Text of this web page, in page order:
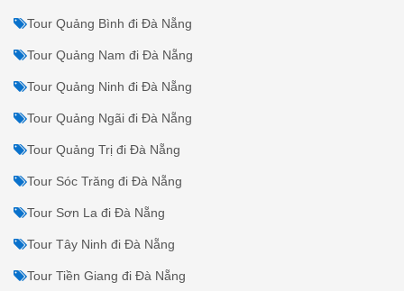
Tour Quảng Bình đi Đà Nẵng
Tour Quảng Nam đi Đà Nẵng
Tour Quảng Ninh đi Đà Nẵng
Tour Quảng Ngãi đi Đà Nẵng
Tour Quảng Trị đi Đà Nẵng
Tour Sóc Trăng đi Đà Nẵng
Tour Sơn La đi Đà Nẵng
Tour Tây Ninh đi Đà Nẵng
Tour Tiền Giang đi Đà Nẵng